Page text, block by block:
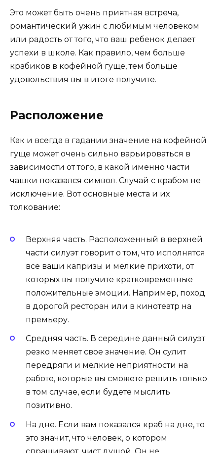
Это может быть очень приятная встреча,
романтический ужин с любимым человеком
или радость от того, что ваш ребенок делает
успехи в школе. Как правило, чем больше
крабиков в кофейной гуще, тем больше
удовольствия вы в итоге получите.
Расположение
Как и всегда в гадании значение на кофейной
гуще может очень сильно варьироваться в
зависимости от того, в какой именно части
чашки показался символ. Случай с крабом не
исключение. Вот основные места и их
толкование:
Верхняя часть. Расположенный в верхней
части силуэт говорит о том, что исполнятся
все ваши капризы и мелкие прихоти, от
которых вы получите кратковременные
положительные эмоции. Например, поход
в дорогой ресторан или в кинотеатр на
премьеру.
Средняя часть. В середине данный силуэт
резко меняет свое значение. Он сулит
передряги и мелкие неприятности на
работе, которые вы сможете решить только
в том случае, если будете мыслить
позитивно.
На дне. Если вам показался краб на дне, то
это значит, что человек, о котором
спрашивают, чист душой. Он не